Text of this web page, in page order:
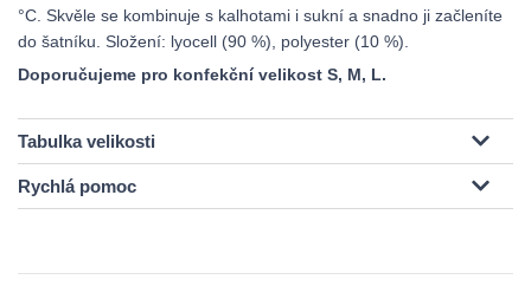
°C. Skvěle se kombinuje s kalhotami i sukní a snadno ji začleníte
do šatníku. Složení: lyocell (90 %), polyester (10 %).
Doporučujeme pro konfekční velikost S, M, L.
Tabulka velikosti
Rychlá pomoc